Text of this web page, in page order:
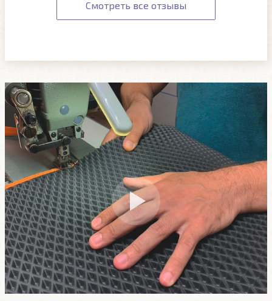
Смотреть все отзывы